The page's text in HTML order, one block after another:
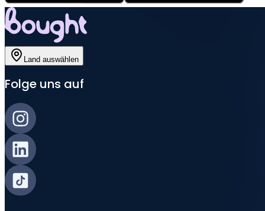
Land auswählen
Folge uns auf